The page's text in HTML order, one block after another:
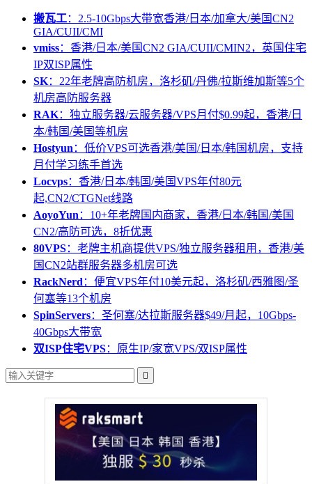
搬瓦工：2.5-10Gbps大带宽香港/日本/加拿大/美国CN2
GIA/CUII/CMI
vmiss：香港/日本/美国CN2 GIA/CUII/CMIN2，英国住宅
IP双ISP属性
SK：22年老牌高防机房，洛杉矶/丹佛/拉斯维加斯等5个
机房高防服务器
RAK：独立服务器/云服务器/VPS月付$0.99起，香港/日
本/韩国/美国等机房
Hostyun ：低价VPS可选香港/美国/日本/韩国机房，支持
月付学习练手首选
Locvps：香港/日本/韩国/美国VPS年付80元
起,CN2/CTGNet线路
AoyoYun ：10+年老牌国内商家，香港/日本/韩国/美国
CN2/高防可选，8折优惠
80VPS：老牌主机商提供VPS/独立服务器租用，香港/美
国CN2站群服务器多机房可选
RackNerd ：便宜VPS年付10美元起，洛杉矶/西雅图/圣
何塞等13个机房
SpinServers：圣何塞/达拉斯服务器$49/月起，10Gbps-
40Gbps大带宽
双ISP住宅VPS：原生IP/家宽VPS/双ISP属性
